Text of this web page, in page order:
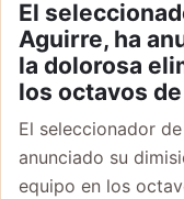
El
Aguirre, ha
la dolorosa
los octavos
El seleccionador
anunciado su
equipo en los